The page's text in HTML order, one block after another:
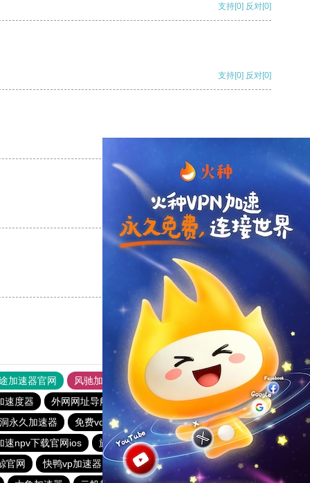
支持[0] 反对[0]
支持[0] 反对[0]
支持 [0] 反对 [0]
支持
加速器官网 风驰加速器
旋风加速器
速度器
外网网址导航 软件中心 雷霆加速
狂飙加速器
永久加速器
免费vqn加速 云梯加速器
酷通加速器
速npv下载官网ios
旋风加速器
免费跨墙软件
官网
快鸭vp加速器 白鲸加速
v蚂蚁加速器